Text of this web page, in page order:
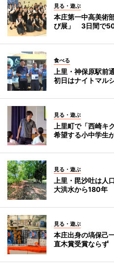
見る・遊ぶ
本庄第一中高美術
び展」 3日間で
食べる
上里・神保原駅
初日はナイトマル
見る・遊ぶ
上里町で「西崎
希望する小中学生
見る・遊ぶ
上里・毘沙吐は人
大洪水から180年
見る・遊ぶ
本庄出身の塙保己
直木賞受賞ならず